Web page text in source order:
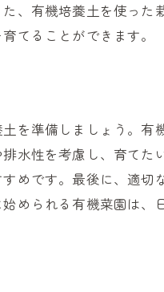
、有機培養土を使った
てることができます。
を準備しましょう。有
水性を考慮し、育てた
めです。最後に、適切
められる有機菜園は、